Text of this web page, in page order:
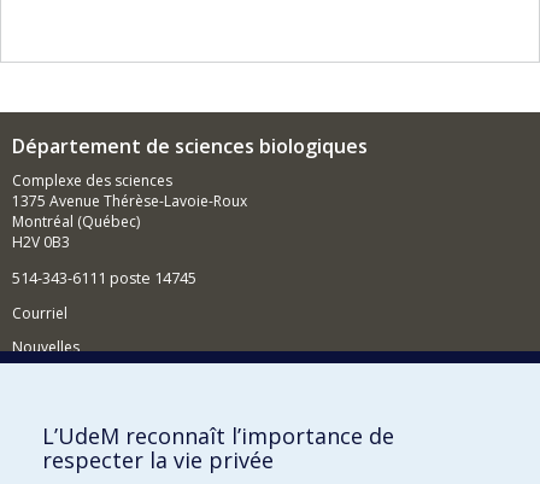
Département de sciences biologiques
Complexe des sciences
1375 Avenue Thérèse-Lavoie-Roux
Montréal (Québec)
H2V 0B3
514-343-6111 poste 14745
Courriel
Nouvelles
Comment soutenir le Département?
BESOIN D'AIDE?
L’UdeM reconnaît l’importance de
respecter la vie privée